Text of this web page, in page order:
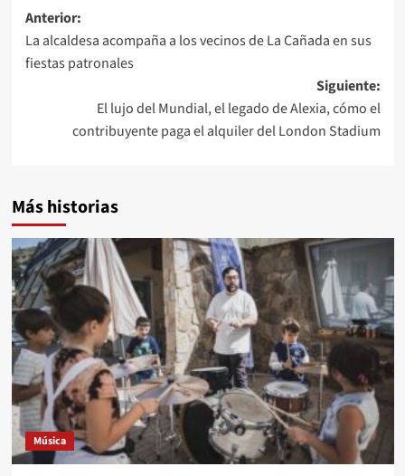
Navegación
de
entradas
Anterior:
La alcaldesa acompaña a los vecinos de La Cañada en sus
fiestas patronales
Siguiente:
El lujo del Mundial, el legado de Alexia, cómo el
contribuyente paga el alquiler del London Stadium
Más historias
Música